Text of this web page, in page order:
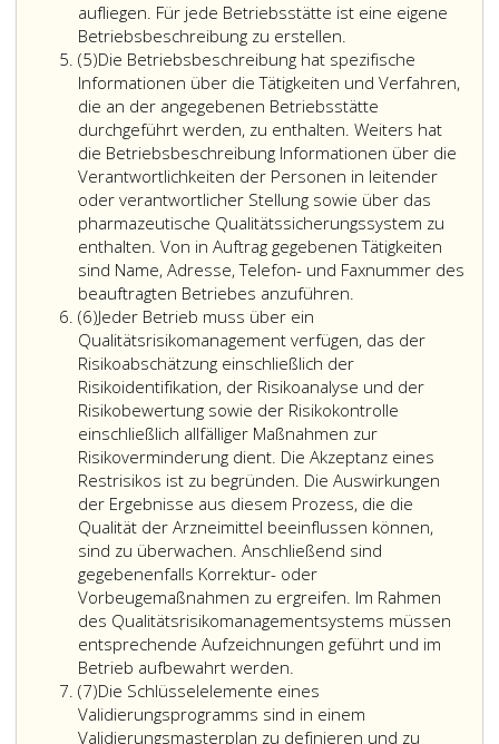
aufliegen. Für jede Betriebsstätte ist eine eigene
Betriebsbeschreibung zu erstellen.
(5)Absatz
5
Die Betriebsbeschreibung hat spezifische
Informationen über die Tätigkeiten und Verfahren,
die an der angegebenen Betriebsstätte
durchgeführt werden, zu enthalten. Weiters hat
die Betriebsbeschreibung Informationen über die
Verantwortlichkeiten der Personen in leitender
oder verantwortlicher Stellung sowie über das
pharmazeutische Qualitätssicherungssystem zu
enthalten. Von in Auftrag gegebenen Tätigkeiten
sind Name, Adresse, Telefon- und Faxnummer des
beauftragten Betriebes anzuführen.
(6)Absatz
6
Jeder Betrieb muss über ein
Qualitätsrisikomanagement verfügen, das der
Risikoabschätzung einschließlich der
Risikoidentifikation, der Risikoanalyse und der
Risikobewertung sowie der Risikokontrolle
einschließlich allfälliger Maßnahmen zur
Risikoverminderung dient. Die Akzeptanz eines
Restrisikos ist zu begründen. Die Auswirkungen
der Ergebnisse aus diesem Prozess, die die
Qualität der Arzneimittel beeinflussen können,
sind zu überwachen. Anschließend sind
gegebenenfalls Korrektur- oder
Vorbeugemaßnahmen zu ergreifen. Im Rahmen
des Qualitätsrisikomanagementsystems müssen
entsprechende Aufzeichnungen geführt und im
Betrieb aufbewahrt werden.
(7)Absatz
7
Die Schlüsselelemente eines
Validierungsprogramms sind in einem
Validierungsmasterplan zu definieren und zu